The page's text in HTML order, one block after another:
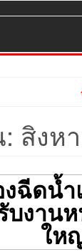
สิงห
งฉีดน้
บงาน
ให